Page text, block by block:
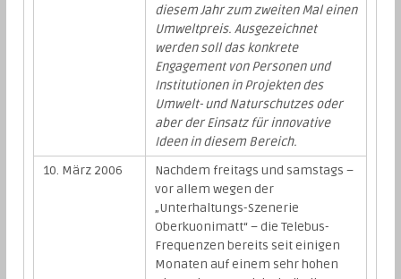
diesem Jahr zum zweiten Mal einen
Umweltpreis. Ausgezeichnet
werden soll das konkrete
Engagement von Personen und
Institutionen in Projekten des
Umwelt- und Naturschutzes oder
aber der Einsatz für innovative
Ideen in diesem Bereich.
10. März 2006
Nachdem freitags und samstags –
vor allem wegen der
„Unterhaltungs-Szenerie
Oberkuonimatt“ – die Telebus-
Frequenzen bereits seit einigen
Monaten auf einem sehr hohen